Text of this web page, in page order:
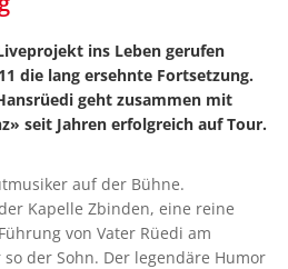
ins Leben gerufen
die lang ersehnte Fortsetzung.
geht zusammen mit
seit Jahren erfolgreich auf Tour.
auf der Bühne.
Kapelle Zbinden, eine reine
von Vater Rüedi am
der Sohn. Der legendäre Humor